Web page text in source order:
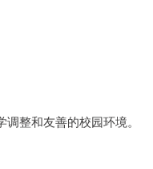
整和友善的校园环境。